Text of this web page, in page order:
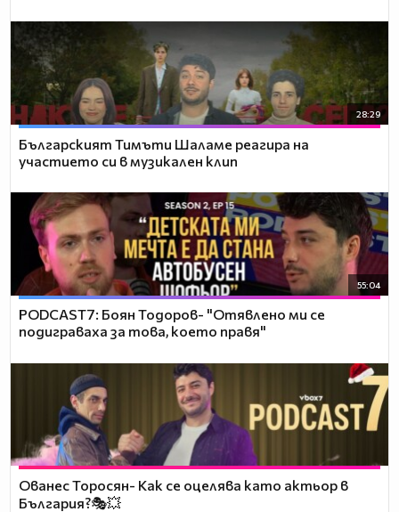
28:29
Българският Тимъти Шаламе реагира на
участието си в музикален клип
55:04
PODCAST7: ‪Боян Тодоров- "Отявлено ми се
подиграваха за това, което правя"
Ованес Торосян- Как се оцелява като актьор в
България?🎭💥